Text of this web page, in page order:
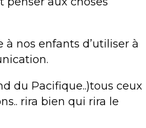
nos enfants d’utiliser à
du Pacifique..)tous ceux
rira bien qui rira le